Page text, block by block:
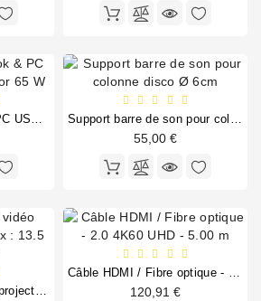
Chargeur Macbook & PC USB-C Power Adaptor 65 W Support barre de son pour colonne disco Ø 6cm
55,00 €
Support plafond vidéo projecteur-poids max : 13.5 kg- BLANC
Câble HDMI / Fibre optique - 2.0 4K60 UHD - 5.00 m
120,91 €